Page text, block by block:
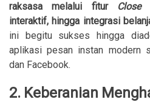
raksasa melalui fitur
Close
interaktif, hingga integrasi
ini begitu sukses hingga
aplikasi pesan instan modern
dan Facebook.
2. Keberanian